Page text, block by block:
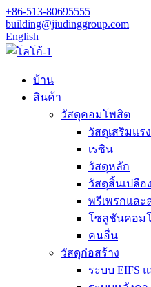
+86-513-80695555
building@jiudinggroup.com
English
บ้าน
สินค้า
วัสดุคอมโพสิต
วัสดุเสริมแรง
เรซิน
วัสดุหลัก
วัสดุสิ้นเปลือ
พรีเพรกและ
โซลูชันคอม
คนอื่น
วัสดุก่อสร้าง
ระบบ EIFS